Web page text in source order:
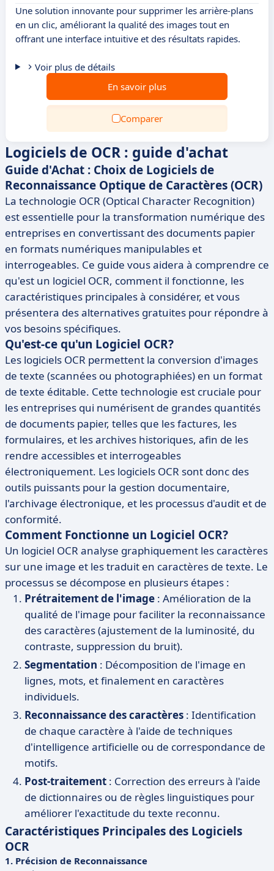
Une solution innovante pour supprimer les arrière-plans
en un clic, améliorant la qualité des images tout en
offrant une interface intuitive et des résultats rapides.
Voir plus de détails
En savoir plus
Comparer
Logiciels de OCR : guide d'achat
Guide d'Achat : Choix de Logiciels de
Reconnaissance Optique de Caractères (OCR)
La technologie OCR (Optical Character Recognition)
est essentielle pour la transformation numérique des
entreprises en convertissant des documents papier
en formats numériques manipulables et
interrogeables. Ce guide vous aidera à comprendre ce
qu'est un logiciel OCR, comment il fonctionne, les
caractéristiques principales à considérer, et vous
présentera des alternatives gratuites pour répondre à
vos besoins spécifiques.
Qu'est-ce qu'un Logiciel OCR?
Les logiciels OCR permettent la conversion d'images
de texte (scannées ou photographiées) en un format
de texte éditable. Cette technologie est cruciale pour
les entreprises qui numérisent de grandes quantités
de documents papier, telles que les factures, les
formulaires, et les archives historiques, afin de les
rendre accessibles et interrogeables
électroniquement. Les logiciels OCR sont donc des
outils puissants pour la gestion documentaire,
l'archivage électronique, et les processus d'audit et de
conformité.
Comment Fonctionne un Logiciel OCR?
Un logiciel OCR analyse graphiquement les caractères
sur une image et les traduit en caractères de texte. Le
processus se décompose en plusieurs étapes :
Prétraitement de l'image : Amélioration de la
qualité de l'image pour faciliter la reconnaissance
des caractères (ajustement de la luminosité, du
contraste, suppression du bruit).
Segmentation : Décomposition de l'image en
lignes, mots, et finalement en caractères
individuels.
Reconnaissance des caractères : Identification
de chaque caractère à l'aide de techniques
d'intelligence artificielle ou de correspondance de
motifs.
Post-traitement : Correction des erreurs à l'aide
de dictionnaires ou de règles linguistiques pour
améliorer l'exactitude du texte reconnu.
Caractéristiques Principales des Logiciels
OCR
1. Précision de Reconnaissance